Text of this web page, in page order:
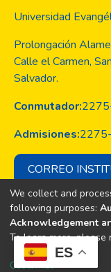
ES
más
Universidad
Prolongación
Calle el Carmen,
Salvador.
Conmutador:
Admisiones:
CORREO
We collect and
following purposes:
Acknowledgement
To learn more, please
Customize